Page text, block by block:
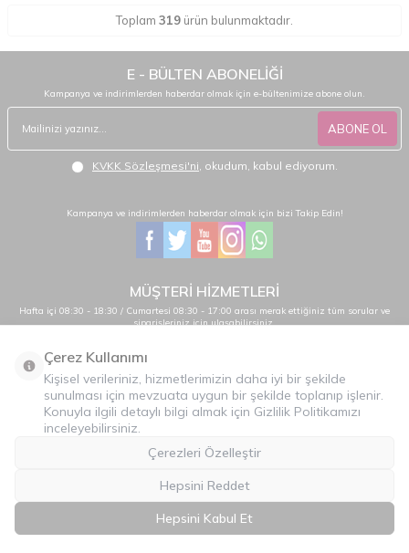
Toplam 319 ürün bulunmaktadır.
E - BÜLTEN ABONELİĞİ
Kampanya ve indirimlerden haberdar olmak için e-bültenimize abone olun.
ABONE OL
KVKK Sözleşmesi'ni, okudum, kabul ediyorum.
Kampanya ve indirimlerden haberdar olmak için bizi Takip Edin!
MÜŞTERİ HİZMETLERİ
Hafta içi 08:30 - 18:30 / Cumartesi 08:30 - 17:00 arası merak ettiğiniz tüm sorular ve
siparişleriniz için ulaşabilirsiniz.
0232 484 38 44 - 0533 330 88 95
Önemli Bilgiler
Hızlı Erişim
İLETİŞİM
T-SoftE-TicaretSistemleriyle Hazırlanmıştır.
Çerez Kullanımı
Kişisel verileriniz, hizmetlerimizin daha iyi bir şekilde
sunulması için mevzuata uygun bir şekilde toplanıp işlenir.
Konuyla ilgili detaylı bilgi almak için Gizlilik Politikamızı
inceleyebilirsiniz.
Çerezleri Özelleştir
Hepsini Reddet
Hepsini Kabul Et